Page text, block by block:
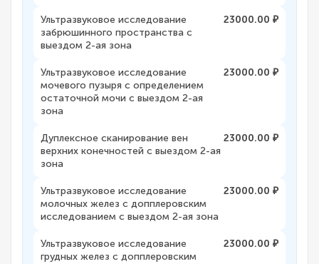
Ультразвуковое исследование
забрюшинного пространства с
выездом 2-ая зона
23000.00 ₽
Ультразвуковое исследование
мочевого пузыря с определением
остаточной мочи с выездом 2-ая
зона
23000.00 ₽
Дуплексное сканирование вен
верхних конечностей с выездом 2-ая
зона
23000.00 ₽
Ультразвуковое исследование
молочных желез с допплеровским
исследованием с выездом 2-ая зона
23000.00 ₽
Ультразвуковое исследование
грудных желез с допплеровским
23000.00 ₽